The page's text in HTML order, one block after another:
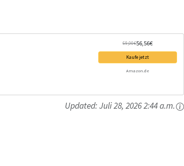
69,00€56,56€
Kaufe jetzt
Amazon.de
Updated:Juli 28, 2026 2:44 a.m.